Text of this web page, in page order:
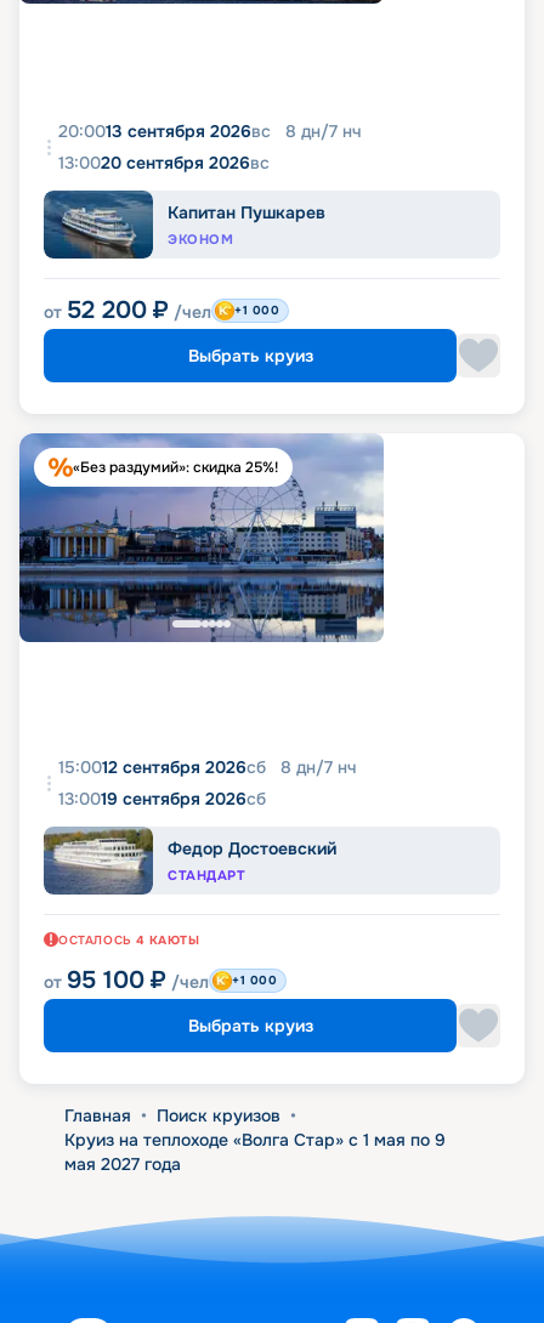
20:0013 сентября 2026вс 8 дн/7 нч
13:0020 сентября 2026вс
Капитан Пушкарев
ЭКОНОМ
от 52 200 ₽ /чел +1 000
Выбрать круиз
«Без раздумий»: скидка 25%!
15:0012 сентября 2026сб 8 дн/7 нч
13:0019 сентября 2026сб
Федор Достоевский
СТАНДАРТ
ОСТАЛОСЬ 4 КАЮТЫ
от 95 100 ₽ /чел +1 000
Выбрать круиз
Главная • Поиск круизов •
Круиз на теплоходе «Волга Стар» с 1 мая по 9
мая 2027 года